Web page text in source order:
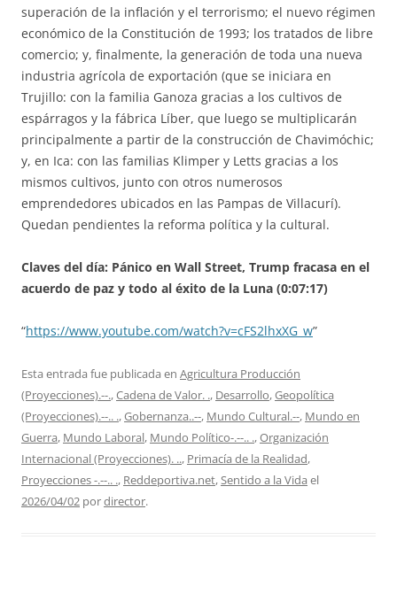
superación de la inflación y el terrorismo; el nuevo régimen
económico de la Constitución de 1993; los tratados de libre
comercio; y, finalmente, la generación de toda una nueva
industria agrícola de exportación (que se iniciara en
Trujillo: con la familia Ganoza gracias a los cultivos de
espárragos y la fábrica Líber, que luego se multiplicarán
principalmente a partir de la construcción de Chavimóchic;
y, en Ica: con las familias Klimper y Letts gracias a los
mismos cultivos, junto con otros numerosos
emprendedores ubicados en las Pampas de Villacurí).
Quedan pendientes la reforma política y la cultural.
Claves del día: Pánico en Wall Street, Trump fracasa en el
acuerdo de paz y todo al éxito de la Luna (0:07:17)
“https://www.youtube.com/watch?v=cFS2lhxXG_w”
Esta entrada fue publicada en Agricultura Producción
(Proyecciones).--.,Cadena de Valor. ., Desarrollo,Geopolítica
(Proyecciones).--.. .,Gobernanza..--, Mundo Cultural.--, Mundo en
Guerra, Mundo Laboral, Mundo Político-.--.. .,Organización
Internacional (Proyecciones). .., Primacía de la Realidad,
Proyecciones -.--.. ., Reddeportiva.net,Sentido a la Vida el
2026/04/02 pordirector.